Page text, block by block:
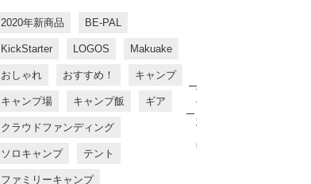
2020年新商品 BE-PAL
KickStarter LOGOS Makuake
おしゃれ おすすめ！ キャンプ
キャンプ場 キャンプ飯 ギア
クラウドファンディング
ソロキャンプ テント
ファミリーキャンプ
す
す
め
商
品